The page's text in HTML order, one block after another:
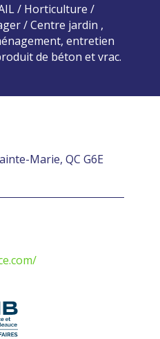
/ Horticulture /
/ Centre jardin ,
entretien
de béton et vrac.
Marie, QC G6E